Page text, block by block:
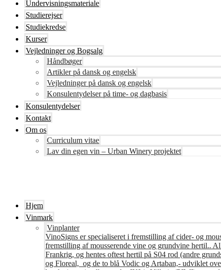
Undervisningsmateriale
Studierejser
Studiekredse
Kurser
Vejledninger og Bogsalg
Håndbøger
Artikler på dansk og engelsk
Vejledninger på dansk og engelsk
Konsulentydelser på time- og dagbasis
Konsulentydelser
Kontakt
Om os
Curriculum vitae
Lav din egen vin – Urban Winery projektet
Hjem
Vinmark
Vinplanter
VinoSigns er specialiseret i fremstilling af cider- og
fremstilling af mousserende vine og grundvine hertil..
Frankrig, og hentes oftest hertil på S04 rod (andre
og Floreal, og de to blå Vodic og Artaban,- udviklet